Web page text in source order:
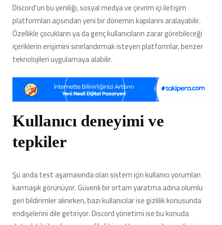
Discord’un bu yeniliği, sosyal medya ve çevrim içi iletişim
platformları açısından yeni bir dönemin kapılarını aralayabilir.
Özellikle çocukların ya da genç kullanıcıların zarar görebileceği
içeriklerin erişimini sınırlandırmak isteyen platformlar, benzer
teknolojileri uygulamaya alabilir.
Kullanıcı deneyimi ve
tepkiler
Şu anda test aşamasında olan sistem için kullanıcı yorumları
karmaşık görünüyor. Güvenli bir ortam yaratma adına olumlu
geri bildirimler alınırken, bazı kullanıcılar ise gizlilik konusunda
endişelerini dile getiriyor. Discord yönetimi ise bu konuda